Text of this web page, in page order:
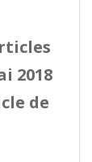
2018
de